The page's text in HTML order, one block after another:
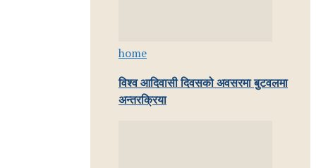
home
विश्व आदिवासी दिवसको अवसरमा बुटवलमा
अन्तरक्रिया